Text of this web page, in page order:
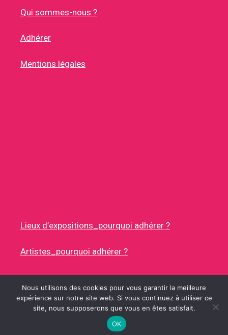
Qui sommes-nous ?
Adhérer
Mentions légales
Lieux d’expositions_pourquoi adhérer ?
Artistes_pourquoi adhérer ?
© 2026 RUES DES ARTISTES• CONSTRUIT AVEC
GENERATEPRESS
Nous utilisons des cookies pour vous garantir la meilleure
expérience sur notre site web. Si vous continuez à utiliser ce
site, nous supposerons que vous en êtes satisfait.
OK